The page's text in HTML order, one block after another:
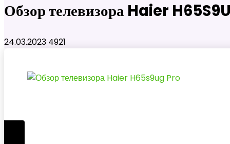
Обзор телевизора Haier
24.03.2023 4921